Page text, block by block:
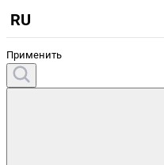
RU
Применить